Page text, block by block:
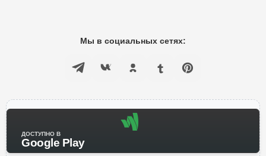
Мы в социальных сетях:
ДОСТУПНО В
Google Play